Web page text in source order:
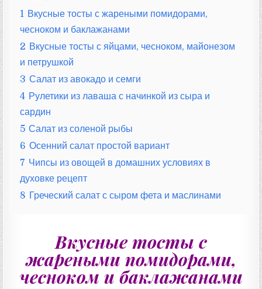
1 Вкусные тосты с жареными помидорами,
чесноком и баклажанами
2 Вкусные тосты с яйцами, чесноком, майонезом
и петрушкой
3 Салат из авокадо и семги
4 Рулетики из лаваша с начинкой из сыра и
сардин
5 Салат из соленой рыбы
6 Осенний салат простой вариант
7 Чипсы из овощей в домашних условиях в
духовке рецепт
8 Греческий салат с сыром фета и маслинами
Вкусные тосты с
жареными помидорами,
чесноком и баклажанами